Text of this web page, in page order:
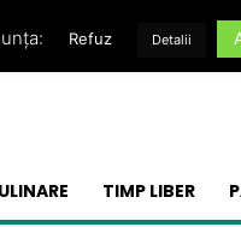
TIMP LIBER
Refuz Detalii